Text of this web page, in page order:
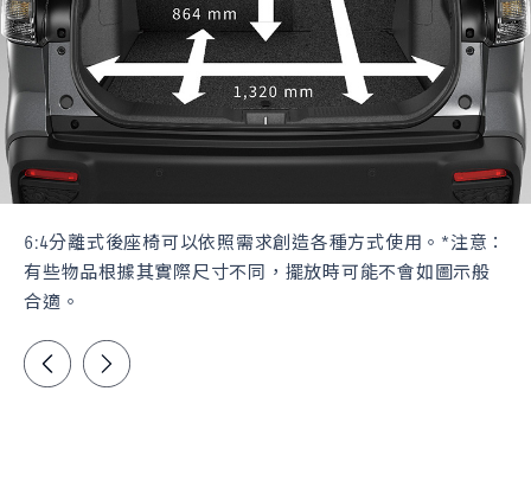
6:4分離式後座椅可以依照需求創造各種方式使用。*注意：
有些物品根據其實際尺寸不同，擺放時可能不會如圖示般
合適。